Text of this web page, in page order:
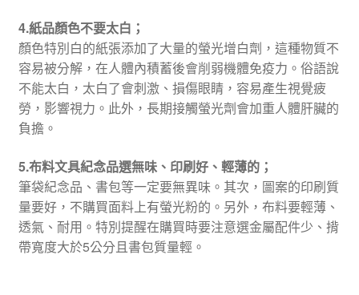
4.紙品顏色不要太白；
顏色特別白的紙張添加了大量的螢光增白劑，這種物質不
容易被分解，在人體內積蓄後會削弱機體免疫力。俗語說
不能太白，太白了會刺激、損傷眼睛，容易產生視覺疲
勞，影響視力。此外，長期接觸螢光劑會加重人體肝臟的
負擔。
5.布料文具紀念品選無味、印刷好、輕薄的；
筆袋紀念品、書包等一定要無異味。其次，圖案的印刷質
量要好，不購買面料上有螢光粉的。另外，布料要輕薄、
透氣、耐用。特別提醒在購買時要注意選金屬配件少、揹
帶寬度大於5公分且書包質量輕。